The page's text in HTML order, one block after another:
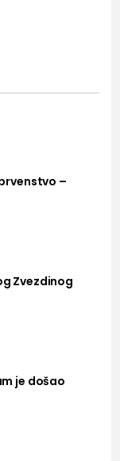
–
Zvezdinog
je došao